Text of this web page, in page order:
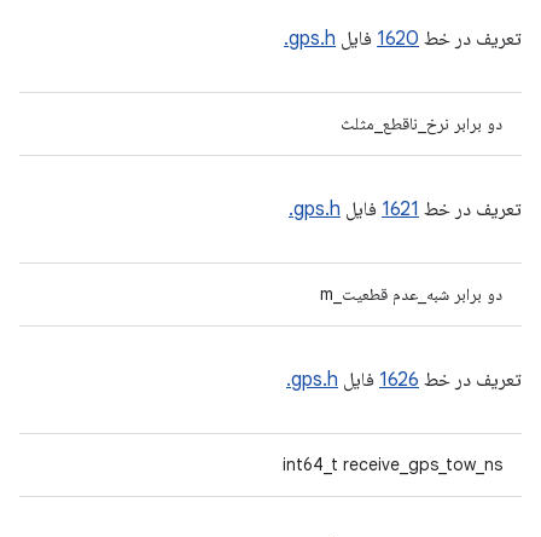
تعریف در خط 1620 فایل gps.h.
دو برابر نرخ_ناقطع_مثلث
تعریف در خط 1621 فایل gps.h.
دو برابر شبه_عدم قطعیت_m
تعریف در خط 1626 فایل gps.h.
int64_t receive_gps_tow_ns